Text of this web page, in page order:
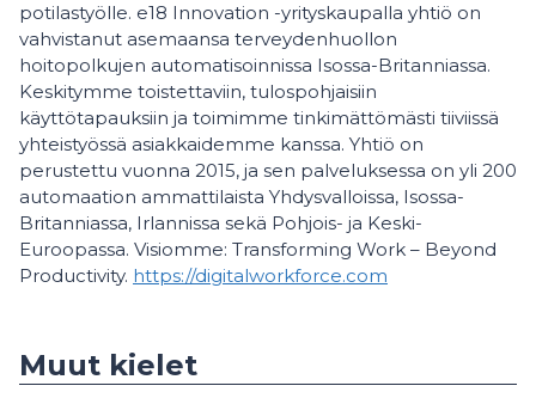
potilastyölle. e18 Innovation -yrityskaupalla yhtiö on
vahvistanut asemaansa terveydenhuollon
hoitopolkujen automatisoinnissa Isossa-Britanniassa.
Keskitymme toistettaviin, tulospohjaisiin
käyttötapauksiin ja toimimme tinkimättömästi tiiviissä
yhteistyössä asiakkaidemme kanssa. Yhtiö on
perustettu vuonna 2015, ja sen palveluksessa on yli 200
automaation ammattilaista Yhdysvalloissa, Isossa-
Britanniassa, Irlannissa sekä Pohjois- ja Keski-
Euroopassa. Visiomme: Transforming Work – Beyond
Productivity. https://digitalworkforce.com
Muut kielet